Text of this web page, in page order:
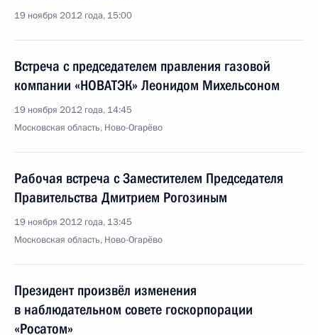
19 ноября 2012 года, 15:00
Встреча с председателем правления газовой
компании «НОВАТЭК» Леонидом Михельсоном
19 ноября 2012 года, 14:45
Московская область, Ново-Огарёво
Рабочая встреча с Заместителем Председателя
Правительства Дмитрием Рогозиным
19 ноября 2012 года, 13:45
Московская область, Ново-Огарёво
Президент произвёл изменения
в наблюдательном совете госкорпорации
«Росатом»